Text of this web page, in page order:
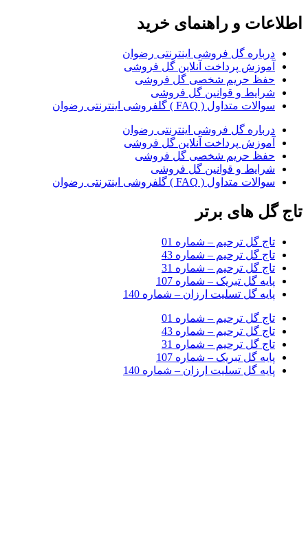
اطلاعات و راهنمای خرید
درباره گل فروشی اینترنتی رضوان
آموزش پرداخت آنلاین گل فروشی
حفظ حریم شخصی گل فروشی
شرایط و قوانین گل فروشی
سوالات متداول ( FAQ ) گلفروشی اینترنتی رضوان
درباره گل فروشی اینترنتی رضوان
آموزش پرداخت آنلاین گل فروشی
حفظ حریم شخصی گل فروشی
شرایط و قوانین گل فروشی
سوالات متداول ( FAQ ) گلفروشی اینترنتی رضوان
تاج گل های برتر
تاج گل ترحیم – شماره 01
تاج گل ترحیم – شماره 43
تاج گل ترحیم – شماره 31
پایه گل تبریک – شماره 107
پایه گل تسلیت ارزان – شماره 140
تاج گل ترحیم – شماره 01
تاج گل ترحیم – شماره 43
تاج گل ترحیم – شماره 31
پایه گل تبریک – شماره 107
پایه گل تسلیت ارزان – شماره 140